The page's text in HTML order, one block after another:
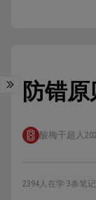
防错原
酸梅干超人
2394人在学·3条笔记